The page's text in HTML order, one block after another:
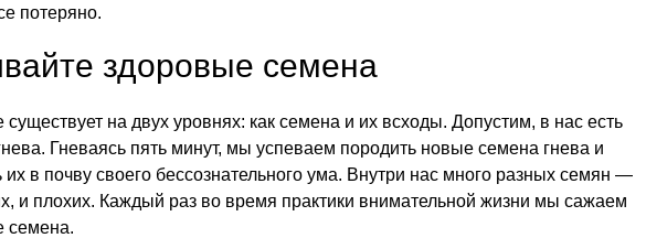
потеряно.
здоровые семена
существует на двух уровнях: как семена и их всходы. Допустим, в нас есть
Гневаясь пять минут, мы успеваем породить новые семена гнева и
их в почву своего бессознательного ума. Внутри нас много разных семян —
и плохих. Каждый раз во время практики внимательной жизни мы сажаем
семена.